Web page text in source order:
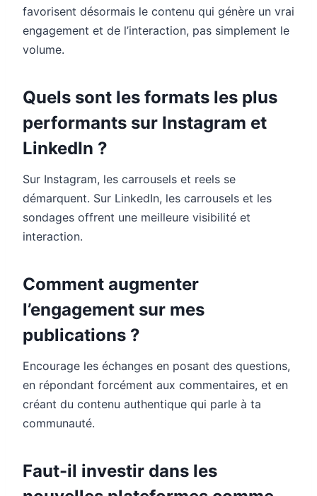
favorisent désormais le contenu qui génère un vrai
engagement et de l’interaction, pas simplement le
volume.
Quels sont les formats les plus
performants sur Instagram et
LinkedIn ?
Sur Instagram, les carrousels et reels se
démarquent. Sur LinkedIn, les carrousels et les
sondages offrent une meilleure visibilité et
interaction.
Comment augmenter
l’engagement sur mes
publications ?
Encourage les échanges en posant des questions,
en répondant forcément aux commentaires, et en
créant du contenu authentique qui parle à ta
communauté.
Faut-il investir dans les